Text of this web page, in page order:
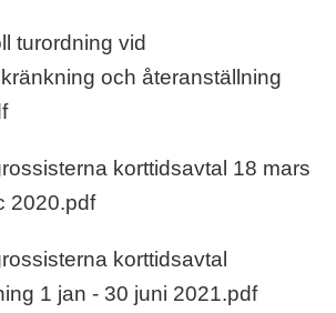
turordning vid
och återanställning
korttidsavtal 18 mars
2020.pdf
korttidsavtal
1 jan - 30 juni 2021.pdf